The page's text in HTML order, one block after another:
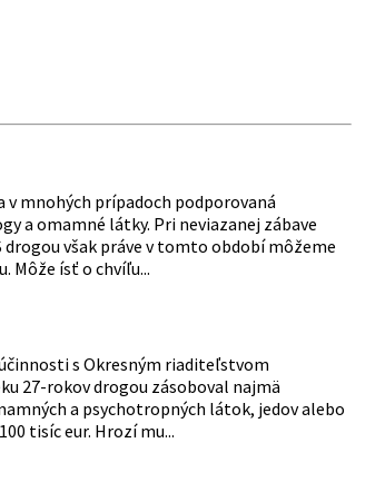
v mnohých prípadoch podporovaná
a omamné látky. Pri neviazanej zábave
však práve v tomto období môžeme
Môže ísť o chvíľu...
s Okresným riaditeľstvom
27-rokov drogou zásoboval najmä
a psychotropných látok, jedov alebo
tisíc eur. Hrozí mu...